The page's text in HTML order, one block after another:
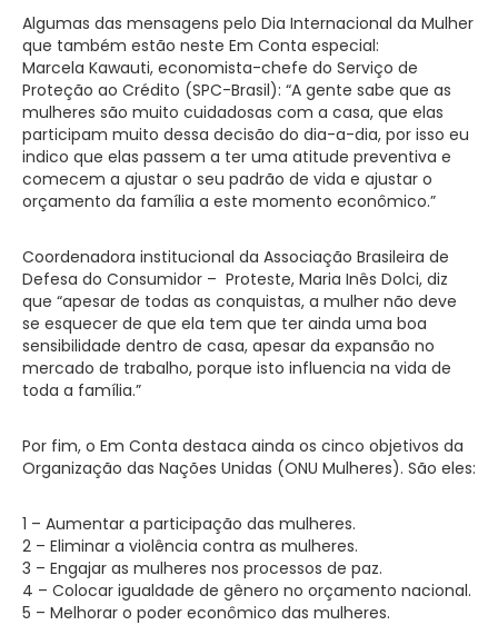
Algumas das mensagens pelo Dia Internacional da Mulher
que também estão neste Em Conta especial:
Marcela Kawauti, economista-chefe do Serviço de
Proteção ao Crédito (SPC-Brasil): “A gente sabe que as
mulheres são muito cuidadosas com a casa, que elas
participam muito dessa decisão do dia-a-dia, por isso eu
indico que elas passem a ter uma atitude preventiva e
comecem a ajustar o seu padrão de vida e ajustar o
orçamento da família a este momento econômico.”
Coordenadora institucional da Associação Brasileira de
Defesa do Consumidor – Proteste, Maria Inês Dolci, diz
que “apesar de todas as conquistas, a mulher não deve
se esquecer de que ela tem que ter ainda uma boa
sensibilidade dentro de casa, apesar da expansão no
mercado de trabalho, porque isto influencia na vida de
toda a família.”
Por fim, o Em Conta destaca ainda os cinco objetivos da
Organização das Nações Unidas (ONU Mulheres). São eles:
1 – Aumentar a participação das mulheres.
2 – Eliminar a violência contra as mulheres.
3 – Engajar as mulheres nos processos de paz.
4 – Colocar igualdade de gênero no orçamento nacional.
5 – Melhorar o poder econômico das mulheres.